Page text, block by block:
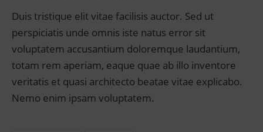
Duis tristique elit vitae facilisis auctor. Sed ut
perspiciatis unde omnis iste natus error sit
voluptatem accusantium doloremque laudantium,
totam rem aperiam, eaque quae ab illo inventore
veritatis et quasi architecto beatae vitae explicabo.
Nemo enim ipsam voluptatem.